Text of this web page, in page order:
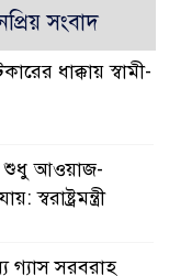
সংবাদ
ধাক্কায় স্বামী-
শুধু আওয়াজ-
স্বরাষ্ট্রমন্ত্রী
গ্যাস সরবরাহ